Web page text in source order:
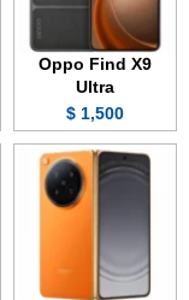
Oppo Find X9
Ultra
1,500 $